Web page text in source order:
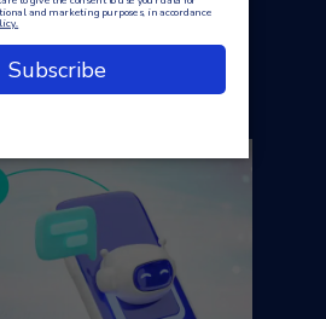
puede interesar